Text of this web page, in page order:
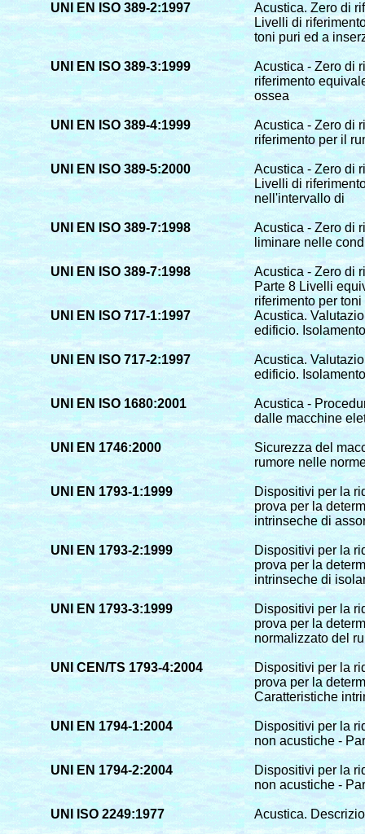
UNI EN ISO 389-2:1997
Acustica. Zero di
Livelli di
toni puri ed a
UNI EN ISO 389-3:1999
Acustica - Zero di
riferimento
ossea
UNI EN ISO 389-4:1999
Acustica - Zero di
riferimento per il
UNI EN ISO 389-5:2000
Acustica - Zero di
Livelli di
nell'intervallo di
UNI EN ISO 389-7:1998
Acustica - Zero di
liminare nelle
UNI EN ISO 389-7:1998
Acustica - Zero di
Parte 8 Livelli
riferimento per
UNI EN ISO 717-1:1997
Acustica.
edificio.
UNI EN ISO 717-2:1997
Acustica.
edificio.
UNI EN ISO 1680:2001
Acustica -
dalle macchine
UNI EN 1746:2000
Sicurezza del
rumore nelle
UNI EN 1793-1:1999
Dispositivi per la
prova per la
intrinseche di
UNI EN 1793-2:1999
Dispositivi per la
prova per la
intrinseche di
UNI EN 1793-3:1999
Dispositivi per la
prova per la
normalizzato del
UNI CEN/TS 1793-4:2004
Dispositivi per la
prova per la
Caratteristiche
UNI EN 1794-1:2004
Dispositivi per la
non acustiche -
UNI EN 1794-2:2004
Dispositivi per la
non acustiche -
UNI ISO 2249:1977 Acustica.